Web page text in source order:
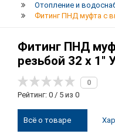
Отопление и
Фитинг ПНД муфта с
Фитинг ПНД
резьбой 32 х 1"
0
Рейтинг: 0 / 5 из 0
Всё о товаре